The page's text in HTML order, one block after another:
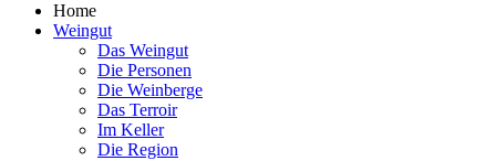
Home
Weingut
Das Weingut
Die Personen
Die Weinberge
Das Terroir
Im Keller
Die Region